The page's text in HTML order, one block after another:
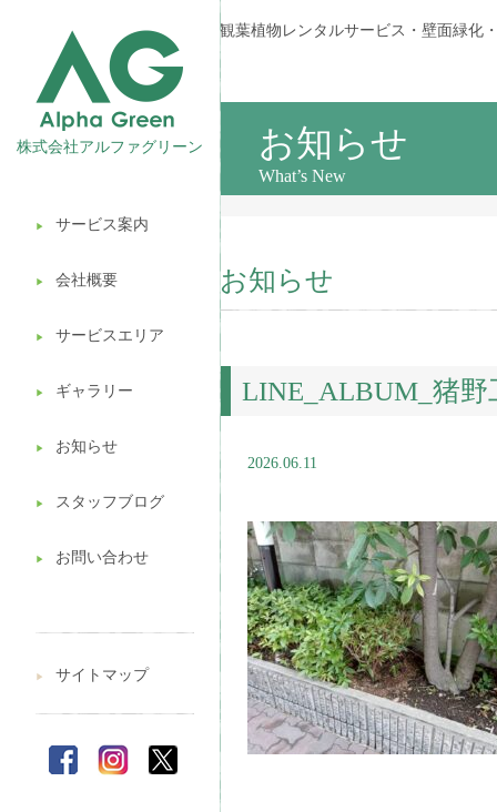
株式会社アルファグリーン
▶︎ サービス案内
▶︎ 会社概要
▶︎ サービスエリア
▶︎ ギャラリー
▶︎ お知らせ
▶︎ スタッフブログ
▶︎ お問い合わせ
観葉植物レンタル
壁面緑化
ギフト販売
造園ガーデニング
植木処分
▶︎ サイトマップ
観葉植物レンタルサービス・壁面緑化
お知らせ
What’s New
お知らせ
LINE_ALBUM_猪野
2026.06.11